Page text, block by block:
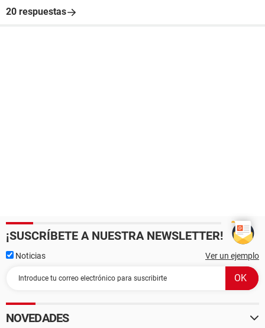
20 respuestas
¡SUSCRÍBETE A NUESTRA NEWSLETTER!
Noticias Ver un ejemplo
NOVEDADES